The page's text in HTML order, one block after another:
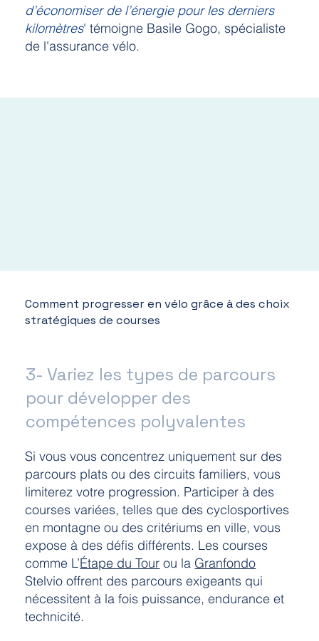
d’économiser de l’énergie pour les derniers
kilomètres'témoigne Basile Gogo, spécialiste
de l'assurance vélo.
Comment progresser en vélo grâce à des choix
stratégiques de courses
3- Variez les types de parcours
pour développer des
compétences polyvalentes
Si vous vous concentrez uniquement sur des
parcours plats ou des circuits familiers, vous
limiterez votre progression. Participer à des
courses variées, telles que des cyclosportives
en montagne ou des critériums en ville, vous
expose à des défis différents. Les courses
comme L’Étape du Tour ou la Granfondo
Stelvio offrent des parcours exigeants qui
nécessitent à la fois puissance, endurance et
technicité.